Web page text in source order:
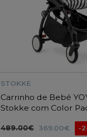
STOKKE
Carrinho de Bebé
Stokke com Color
489.00€ 369.00€ -